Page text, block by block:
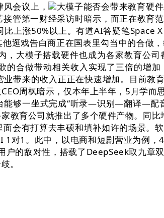
会议上，
大模子能否会带来教育硬
管第一财经采访时暗示，而正在教育
上涨50%以上。有道AI答疑笔Space
逛戏告白商正在国表里勾当中的合做
大模子搭载硬件也成为各家教育公
合做带动相关收入实现了三倍的增
带来的收入正正在快速增加。目前教
周枫暗示，仅本年上半年，5月学
够一坐式完成“听录—识别—翻译—配
教育公司就推出了多个硬件产物。同
会有打算去丰硕和填补如许的场景。
对1。此中，以电商和短剧营业为例
的敌对性，搭载了DeepSeek取九章
。